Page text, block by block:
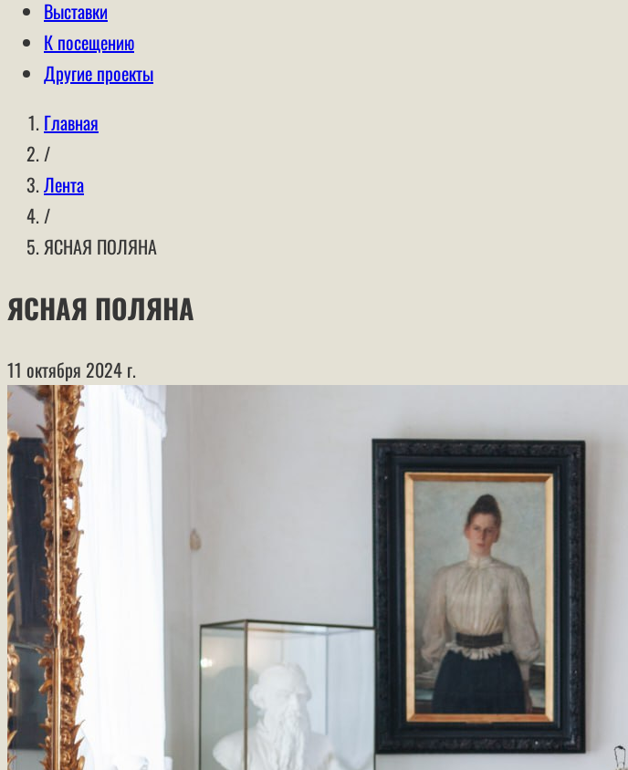
Выставки
К посещению
Другие проекты
Главная
/
Лента
/
ЯСНАЯ ПОЛЯНА
ЯСНАЯ ПОЛЯНА
11 октября 2024 г.